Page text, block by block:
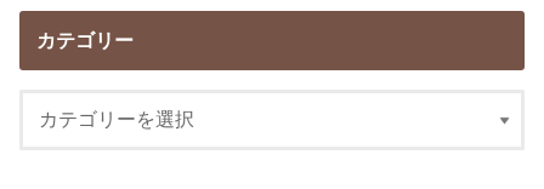
カテゴリー